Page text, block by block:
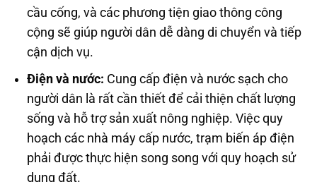
cầu cống, và các phương tiện giao thông công
cộng sẽ giúp người dân dễ dàng di chuyển và tiếp
cận dịch vụ.
Điện và nước: Cung cấp điện và nước sạch cho
người dân là rất cần thiết để cải thiện chất lượng
sống và hỗ trợ sản xuất nông nghiệp. Việc quy
hoạch các nhà máy cấp nước, trạm biến áp điện
phải được thực hiện song song với quy hoạch sử
dụng đất.